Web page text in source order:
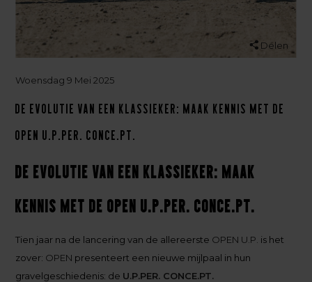
Delen
Woensdag 9 Mei 2025
De evolutie van een klassieker: maak kennis met de
OPEN U.P.PER. CONCE.PT.
De evolutie van een klassieker: maak
kennis met de OPEN U.P.PER. CONCE.PT.
Tien jaar na de lancering van de allereerste OPEN U.P. is het
zover: OPEN presenteert een nieuwe mijlpaal in hun
gravelgeschiedenis: de U.P.PER. CONCE.PT.